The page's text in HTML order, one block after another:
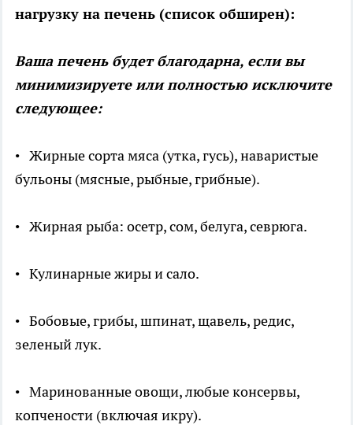
нагрузку на печень (список обширен):
Ваша печень будет благодарна, если вы
минимизируете или полностью исключите
следующее:
• Жирные сорта мяса (утка, гусь), наваристые
бульоны (мясные, рыбные, грибные).
• Жирная рыба: осетр, сом, белуга, севрюга.
• Кулинарные жиры и сало.
• Бобовые, грибы, шпинат, щавель, редис,
зеленый лук.
• Маринованные овощи, любые консервы,
копчености (включая икру).